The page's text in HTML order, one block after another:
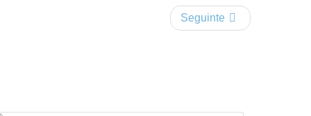
Seguinte